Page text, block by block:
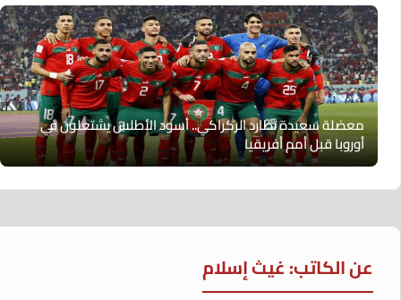
معضلة سعيدة تطارد الركراكي.. أسود الأطلس يشتعلون في
أوروبا قبل أمم أفريقيا
عن الكاتب: غيث إسلام